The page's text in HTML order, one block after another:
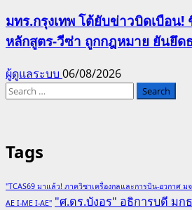
มทร.กรุงเทพ โต้ยับข่าวบิดเบือน!
หลักสูตร-วีซ่า ถูกกฎหมาย ยันยึด
ผู้ดูแลระบบ 06/08/2026
Search
Tags
"TCAS69 มาแล้ว! ภาควิชาเครื่องกลและการบิน-อวกาศ
AE I-ME I-AE" "ศ.ดร.บังอร" อธิการบดี มก